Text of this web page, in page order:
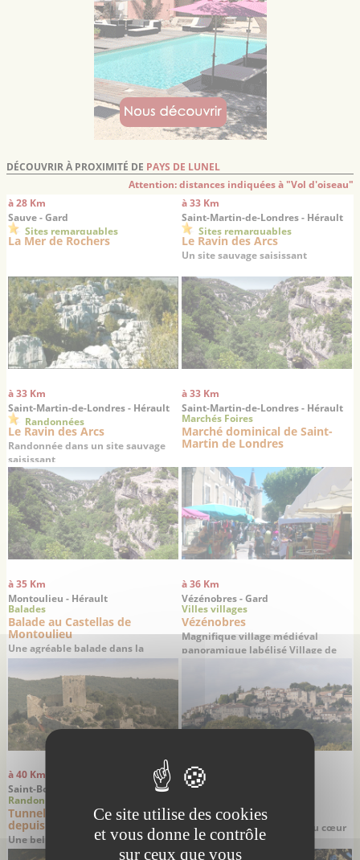
DÉCOUVRIR À PROXIMITÉ DE PAYS DE LUNEL
Attention: distances indiquées à "Vol d'oiseau"
à 28 Km
Sauve - Gard
Sites remarquables
La Mer de Rochers
à 33 Km
Saint-Martin-de-Londres - Hérault
Sites remarquables
Le Ravin des Arcs
Un site sauvage saisissant
à 33 Km
Saint-Martin-de-Londres - Hérault
Randonnées
Le Ravin des Arcs
Randonnée dans un site sauvage
saisissant
à 33 Km
Saint-Martin-de-Londres - Hérault
Marchés Foires
Marché dominical de Saint-
Martin de Londres
à 35 Km
Montoulieu - Hérault
Balades
Balade au Castellas de
Montoulieu
Une agréable balade dans la
garrigue à la découverte des ruines
d’un château médiéval du 12ème
à 36 Km
Vézénobres - Gard
Villes villages
Vézénobres
Magnifique village médiéval
panoramique labélisé Village de
à 40 Km
Saint-Bonnet du Gard - Gard
Randonnées
Tunnels romains de Sernhac
depuis Saint Bonnet du Gard
Une belle balade à la découverte
des vestiges d’un aqueduc romain
à 41 Km
Vers Pont du Gard - Gard
Pont du Gard
Un site historique unique au cœur
de la garrigue gardoise
Ce site utilise des cookies
et vous donne le contrôle
sur ceux que vous